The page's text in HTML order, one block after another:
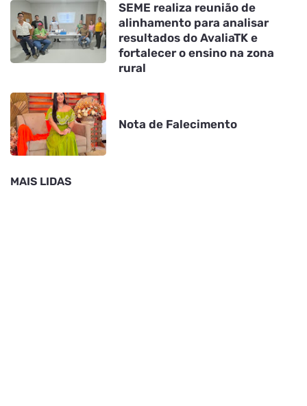
SEME realiza reunião de
alinhamento para analisar
resultados do AvaliaTK e
fortalecer o ensino na zona
rural
Nota de Falecimento
MAIS LIDAS